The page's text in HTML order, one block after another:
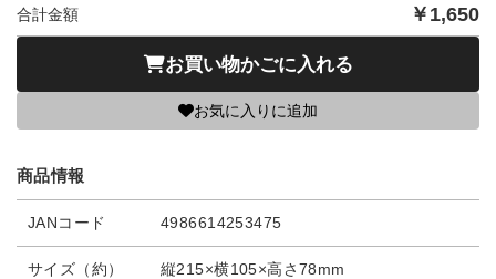
合計金額 ￥ 1,650
お買い物かごに入れる
お気に入りに追加
商品情報
JANコード 4986614253475
サイズ（約） 縦215×横105×高さ78mm